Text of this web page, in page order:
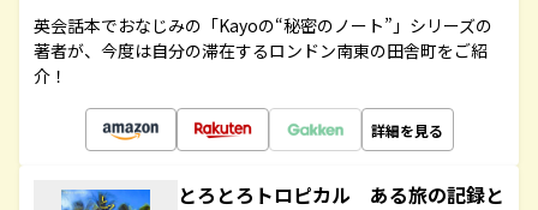
英会話本でおなじみの「Kayoの“秘密のノート”」シリーズの
著者が、今度は自分の滞在するロンドン南東の田舎町をご紹
介！
詳細を見る
とろとろトロピカル ある旅の記録と